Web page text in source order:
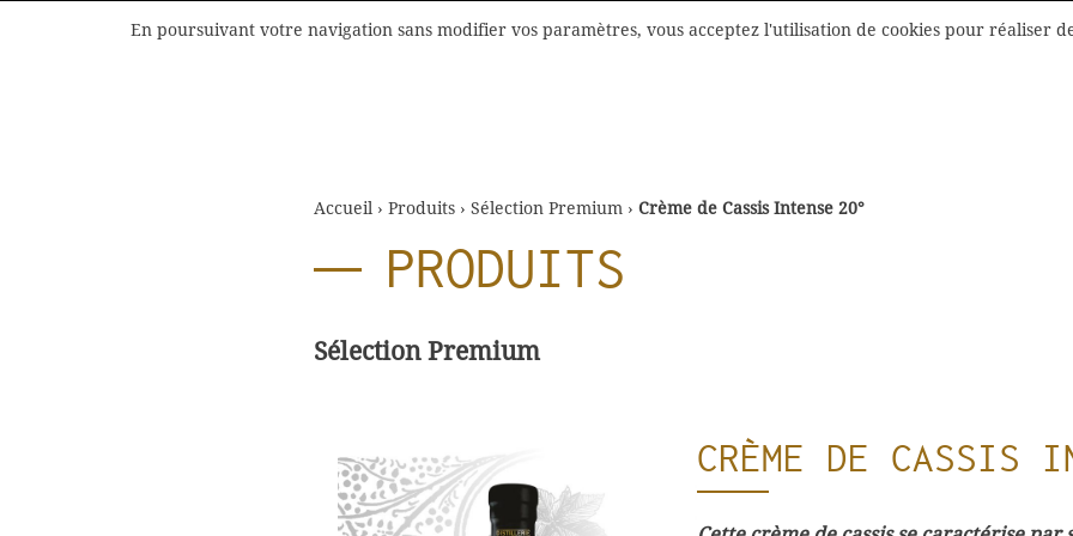
En poursuivant votre navigation sans modifier vos paramètres, vous acceptez l'utilisation de cookies pour réaliser
PRÉSENTATION PRODUITS RECETTES
INDUSTRIE
& GASTRONOMIE
Accueil › Produits › Sélection Premium › Crème de Cassis Intense 20°
PRODUITS
Sélection Premium
CRÈME DE CASSIS